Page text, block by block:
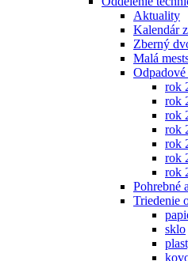
Aktuality
Kalendár
Zberný
Malá
rok
rok
rok
rok
rok
rok
rok
Pohrebné
Triedenie
sklo